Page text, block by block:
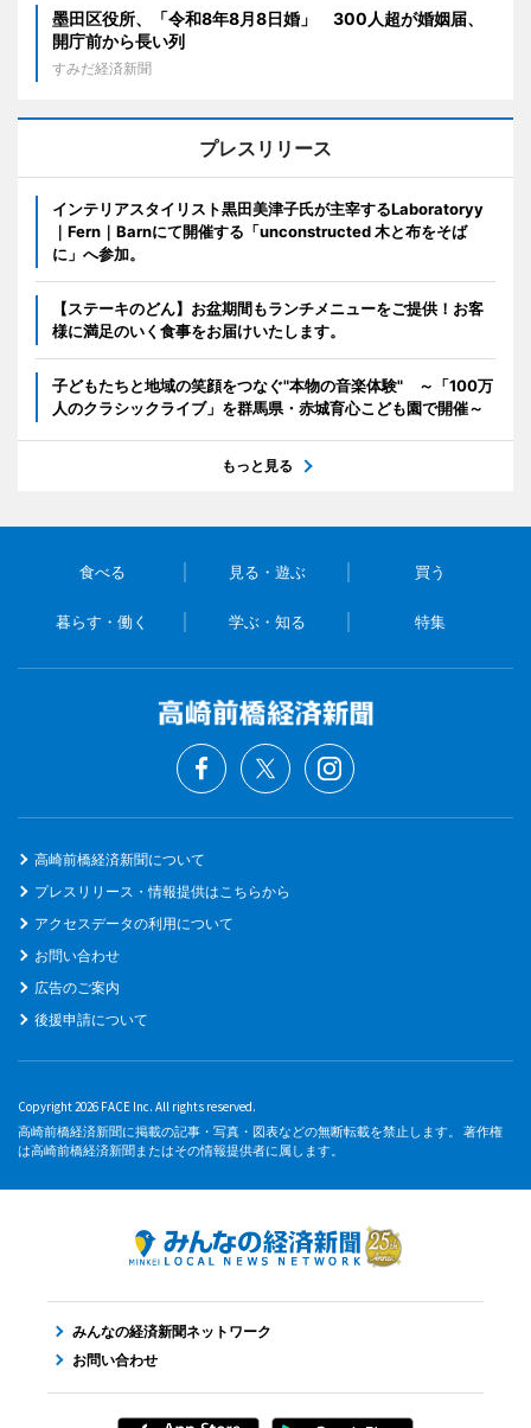
墨田区役所、「令和8年8月8日婚」 300人超が婚姻届、
開庁前から長い列
すみだ経済新聞
プレスリリース
インテリアスタイリスト黒田美津子氏が主宰するLaboratoryy
｜Fern｜Barnにて開催する「unconstructed 木と布をそば
に」へ参加。
【ステーキのどん】お盆期間もランチメニューをご提供！お客
様に満足のいく食事をお届けいたします。
子どもたちと地域の笑顔をつなぐ"本物の音楽体験" ～「100万
人のクラシックライブ」を群馬県・赤城育心こども園で開催～
もっと見る
食べる 見る・遊ぶ 買う
暮らす・働く 学ぶ・知る 特集
高崎前橋経済新聞について
プレスリリース・情報提供はこちらから
アクセスデータの利用について
お問い合わせ
広告のご案内
後援申請について
Copyright 2026 FACE Inc. All rights reserved.
高崎前橋経済新聞に掲載の記事・写真・図表などの無断転載を禁止します。 著作権
は高崎前橋経済新聞またはその情報提供者に属します。
みんなの経済新聞ネットワーク
お問い合わせ